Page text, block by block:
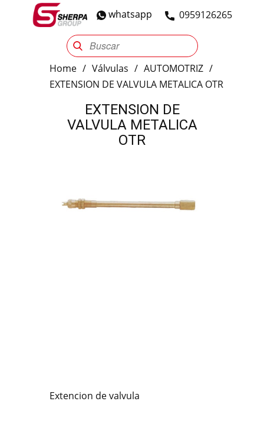
​0959126265
whatsapp
Sherpa Group Reencauche Automotriz
Home / Válvulas / AUTOMOTRIZ /
EXTENSION DE VALVULA METALICA OTR
EXTENSION DE
VALVULA METALICA
OTR
Extencion de valvula